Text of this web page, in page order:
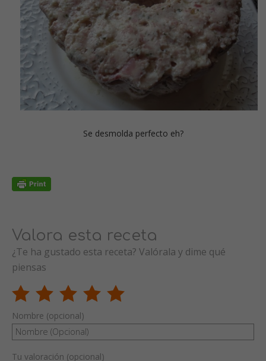
Se desmolda perfecto eh?
Valora esta receta
¿Te ha gustado esta receta? Valórala y dime qué
piensas
Nombre (opcional)
Tu valoración (opcional)